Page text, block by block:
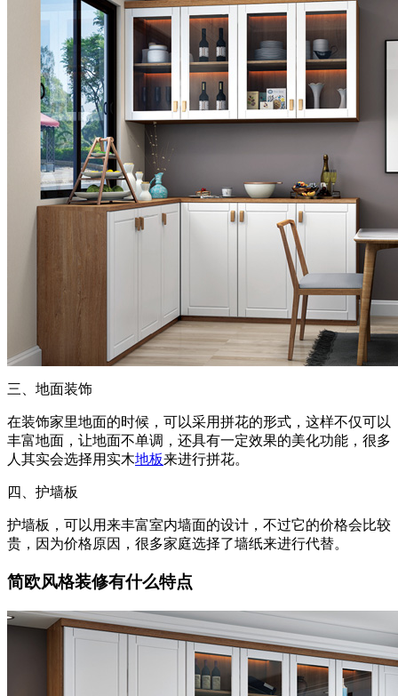
三、地面装饰
在装饰家里地面的时候，可以采用拼花的形式，这样不仅可以
丰富地面，让地面不单调，还具有一定效果的美化功能，很多
人其实会选择用实木地板来进行拼花。
四、护墙板
护墙板，可以用来丰富室内墙面的设计，不过它的价格会比较
贵，因为价格原因，很多家庭选择了墙纸来进行代替。
简欧风格装修有什么特点